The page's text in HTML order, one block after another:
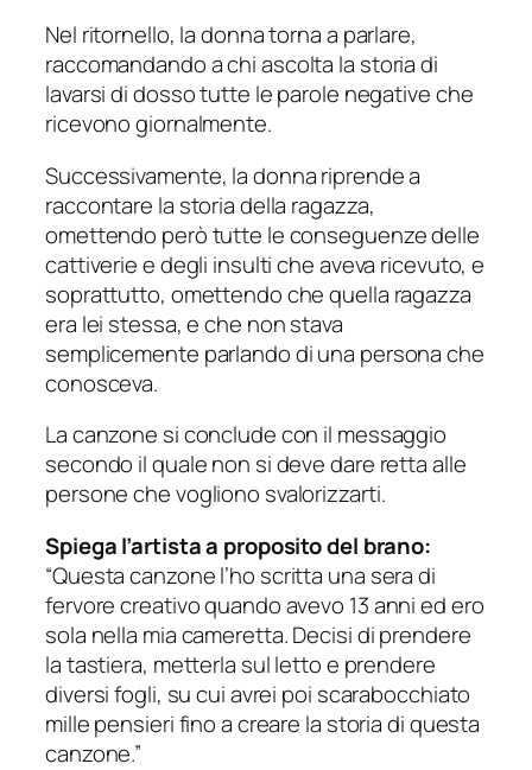
Nel ritornello, la donna torna a parlare,
raccomandando a chi ascolta la storia di
lavarsi di dosso tutte le parole negative che
ricevono giornalmente.
Successivamente, la donna riprende a
raccontare la storia della ragazza,
omettendo però tutte le conseguenze delle
cattiverie e degli insulti che aveva ricevuto, e
soprattutto, omettendo che quella ragazza
era lei stessa, e che non stava
semplicemente parlando di una persona che
conosceva.
La canzone si conclude con il messaggio
secondo il quale non si deve dare retta alle
persone che vogliono svalorizzarti.
Spiega l’artista a proposito del brano:
“Questa canzone l’ho scritta una sera di
fervore creativo quando avevo 13 anni ed ero
sola nella mia cameretta. Decisi di prendere
la tastiera, metterla sul letto e prendere
diversi fogli, su cui avrei poi scarabocchiato
mille pensieri fino a creare la storia di questa
canzone.”